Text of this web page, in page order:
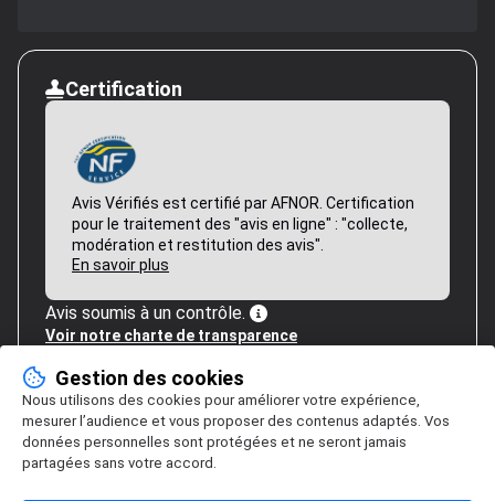
Certification
Avis Vérifiés est certifié par AFNOR. Certification
pour le traitement des "avis en ligne" : "collecte,
modération et restitution des avis".
En savoir plus
Avis soumis à un contrôle.
Voir notre charte de transparence
Gestion des cookies
Nous utilisons des cookies pour améliorer votre expérience,
mesurer l’audience et vous proposer des contenus adaptés. Vos
données personnelles sont protégées et ne seront jamais
partagées sans votre accord.